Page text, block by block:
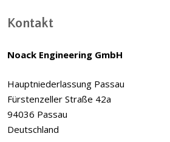
Kontakt
Noack Engineering GmbH
Hauptniederlassung Passau
Fürstenzeller Straße 42a
94036 Passau
Deutschland